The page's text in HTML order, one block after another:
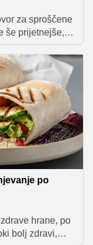
za sproščene
še prijetnejše,
ki jih lahko
in brez
in sladke
vzdušju.
po
hrane, po
bolj zdravi,